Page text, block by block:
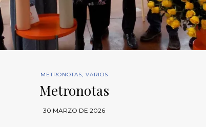
METRONOTAS, VARIOS
Metronotas
30 MARZO DE 2026